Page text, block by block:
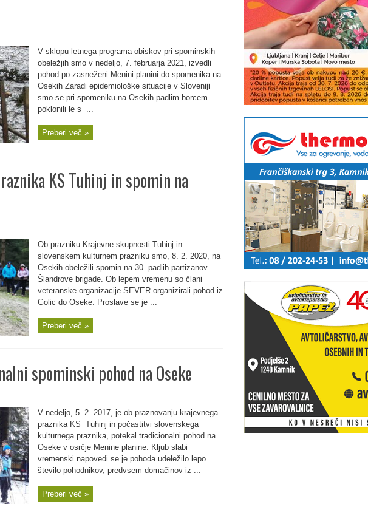
V sklopu letnega programa obiskov pri spominskih
obeležjih smo v nedeljo, 7. februarja 2021, izvedli
pohod po zasneženi Menini planini do spomenika na
Osekih Zaradi epidemiološke situacije v Sloveniji
smo se pri spomeniku na Osekih padlim borcem
poklonili le s ...
Preberi več »
KS Tuhinj in spomin na
Ob prazniku Krajevne skupnosti Tuhinj in
slovenskem kulturnem prazniku smo, 8. 2. 2020, na
Osekih obeležili spomin na 30. padlih partizanov
Šlandrove brigade. Ob lepem vremenu so člani
veteranske organizacije SEVER organizirali pohod iz
Golic do Oseke. Proslave se je ...
Preberi več »
spominski pohod na Oseke
V nedeljo, 5. 2. 2017, je ob praznovanju krajevnega
praznika KS Tuhinj in počastitvi slovenskega
kulturnega praznika, potekal tradicionalni pohod na
Oseke v osrčje Menine planine. Kljub slabi
vremenski napovedi se je pohoda udeležilo lepo
število pohodnikov, predvsem domačinov iz ...
Preberi več »